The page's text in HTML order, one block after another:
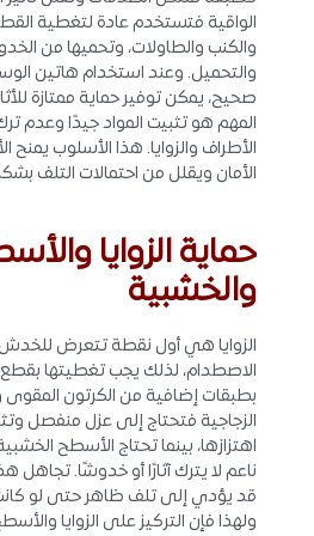
الواقية فتستخدم عادة لتغطية
والكنب والطاولات، وتحميها من
والتحميل. وعند استخدام هاتين
صحيح، يمكن توفير حماية ممتازة
المهم هو تثبيت المواد جيدًا وعدم
الأطراف والزوايا. هذا الأسلوب يمنح
الأمان ويقلل من احتمالات التلف
حماية الزوايا
والخشبية
الزوايا هي أول نقطة تتعرض للخدش
الاصطدام، لذلك يجب تغطيتها
بطبقات إضافية من الكرتون المقوى
الزجاجية فتحتاج إلى عزل منفصل
اهتزازها، بينما تحتاج الأسطح
ناعم لا يترك آثارًا أو خدوشًا. تجاهل
قد يؤدي إلى تلف ظاهر حتى لو
ولهذا فإن التركيز على الزوايا